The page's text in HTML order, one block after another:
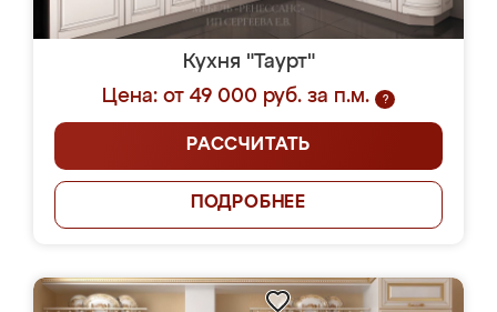
Кухня "Таурт"
Цена: от 49 000 руб. за п.м.
?
РАССЧИТАТЬ
ПОДРОБНЕЕ